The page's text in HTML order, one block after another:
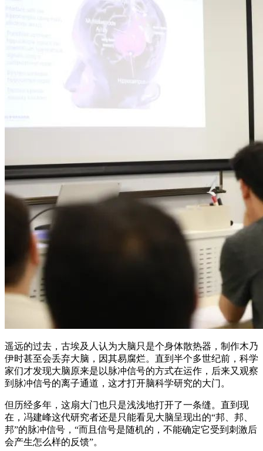
遥远的过去，古埃及人认为大脑只是个身体散热器，制作木乃
伊时甚至会丢弃大脑，因其易腐烂。直到半个多世纪前，科学
家们才发现大脑原来是以脉冲信号的方式在运作，后来又观察
到脉冲信号的离子通道，这才打开脑科学研究的大门。
但历经多年，这扇大门也只是浅浅地打开了一条缝。直到现
在，冯建峰这代研究者还是只能看见大脑呈现出的“邦、邦、
邦”的脉冲信号，“而且信号是随机的，不能确定它受到刺激后
会产生怎么样的反馈”。